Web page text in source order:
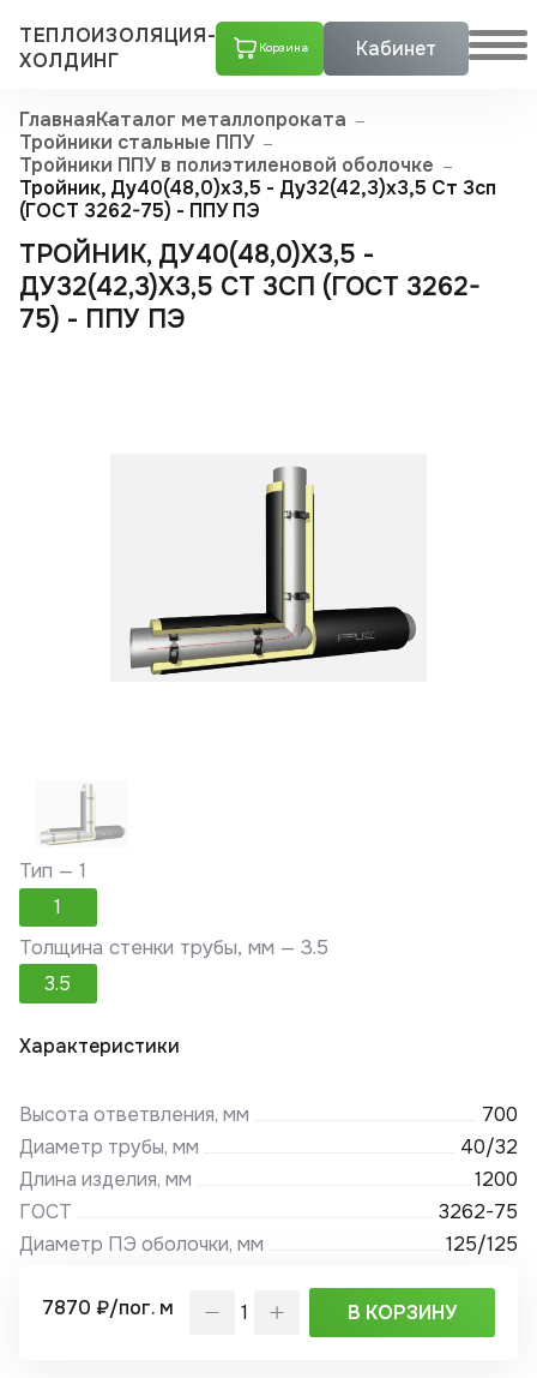
ТЕПЛОИЗОЛЯЦИЯ-
ХОЛДИНГ
Корзина Кабинет
ГлавнаяКаталог металлопроката
Тройники стальные ППУ
Тройники ППУ в полиэтиленовой оболочке
Тройник, Ду40(48,0)x3,5 - Ду32(42,3)x3,5 Ст 3сп
(ГОСТ 3262-75) - ППУ ПЭ
ТРОЙНИК, ДУ40(48,0)X3,5 -
ДУ32(42,3)X3,5 СТ 3СП (ГОСТ 3262-
75) - ППУ ПЭ
Тип —1
1
Толщина стенки трубы, мм —3.5
3.5
Характеристики
Высота ответвления, мм
700
Диаметр трубы, мм
40/32
Длина изделия, мм
1200
ГОСТ
3262-75
Диаметр ПЭ оболочки, мм
125/125
7870 ₽/пог. м В КОРЗИНУ